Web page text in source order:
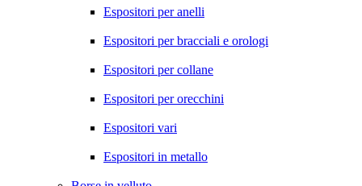
Espositori per anelli
Espositori per bracciali e orologi
Espositori per collane
Espositori per orecchini
Espositori vari
Espositori in metallo